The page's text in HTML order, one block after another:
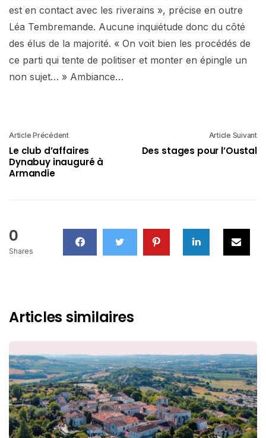
est en contact avec les riverains », précise en outre
Léa Tembremande. Aucune inquiétude donc du côté
des élus de la majorité. « On voit bien les procédés de
ce parti qui tente de politiser et monter en épingle un
non sujet… » Ambiance…
Article Précédent
Le club d’affaires
Dynabuy inauguré à
Armandie
Article Suivant
Des stages pour l’Oustal
0
Shares
Articles similaires